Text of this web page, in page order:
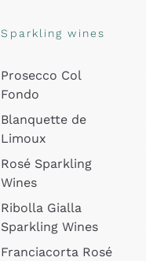
Sparkling wines
Prosecco Col
Fondo
Blanquette de
Limoux
Rosé Sparkling
Wines
Ribolla Gialla
Sparkling Wines
Franciacorta Rosé